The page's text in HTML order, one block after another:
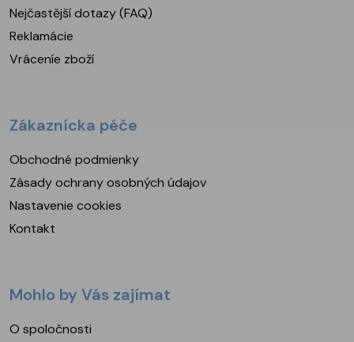
Nejčastější dotazy (FAQ)
Reklamácie
Vráceníe zboží
Zákaznícka péče
Obchodné podmienky
Zásady ochrany osobných údajov
Nastavenie cookies
Kontakt
Mohlo by Vás zajímat
O spoločnosti